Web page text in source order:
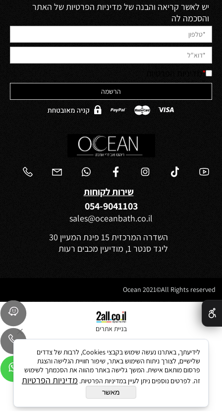
יש לאשר קריאה והבנה של מדיניות הפרטיות של האתר
והסכמה לה
*
שירות לקוחות
054-9041103
sales@oceanbath.co.il
השדרה המרכזית 15 פינת המעיין 30
ליגד סנטר 1, מודיעין מכבים רעות
בניית אתרים
לידיעתך, באתרנו נעשה שימוש בקבצי Cookies, לרבות של צדדים
שלישיים, לצורך ניתוח השימוש באתר, שיפור חוויית הגלישה והצגת
פרסום מותאם אישית. המשך גלישה באתר מהווה את הסכמתך לשימוש
זה. לפרטים נוספים ניתן לעיין במדיניות הפרטיות. מדיניות הפרטיות
מאשר